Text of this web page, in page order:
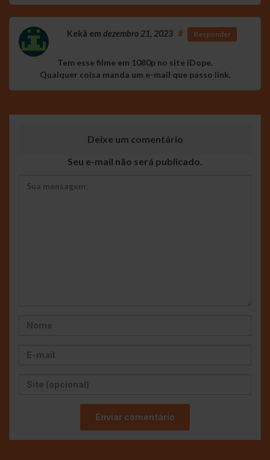
Kekä em dezembro 21, 2023 # Responder
Tem esse filme em 1080p no site iDope.
Qualquer coisa manda um e-mail que passo link.
Deixe um comentário
Seu e-mail não será publicado.